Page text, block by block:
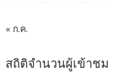
« ก.ค.
สถิติจำนวนผู้เข้าชม